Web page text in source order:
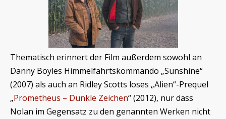
Thematisch erinnert der Film außerdem sowohl an
Danny Boyles Himmelfahrtskommando „Sunshine“
(2007) als auch an Ridley Scotts loses „Alien“-Prequel
„Prometheus – Dunkle Zeichen“ (2012), nur dass
Nolan im Gegensatz zu den genannten Werken nicht